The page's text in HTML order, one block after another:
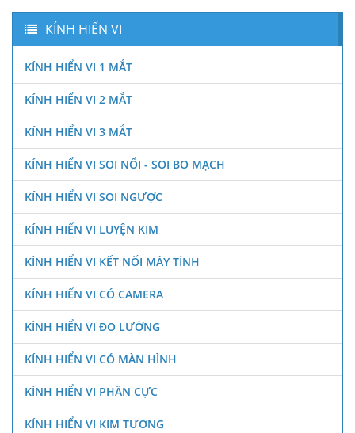
KÍNH HIỂN VI
KÍNH HIỂN VI 1 MẮT
KÍNH HIỂN VI 2 MẮT
KÍNH HIỂN VI 3 MẮT
KÍNH HIỂN VI SOI NỔI - SOI BO MẠCH
KÍNH HIỂN VI SOI NGƯỢC
KÍNH HIỂN VI LUYỆN KIM
KÍNH HIỂN VI KẾT NỐI MÁY TÍNH
KÍNH HIỂN VI CÓ CAMERA
KÍNH HIỂN VI ĐO LƯỜNG
KÍNH HIỂN VI CÓ MÀN HÌNH
KÍNH HIỂN VI PHÂN CỰC
KÍNH HIỂN VI KIM TƯƠNG